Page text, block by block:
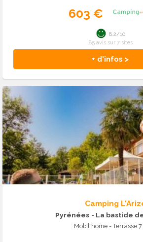
603 €
+ d'infos >
8.2/10
85 avis sur 7 sites
Camping
Pyrénées - La bastide
Mobil home - Terrasse 7